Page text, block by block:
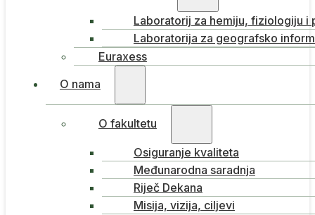
Laboratorij za hemiju, fiziologiju i
Laboratorija za geografsko
Euraxess
O nama
O fakultetu
Osiguranje kvaliteta
Međunarodna saradnja
Riječ Dekana
Misija, vizija, ciljevi